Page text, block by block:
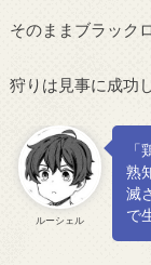
そのままブラック
狩りは見事に成功
ルーシェル
熟
滅
で